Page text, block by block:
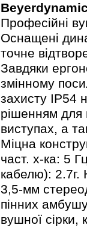
Професійні
Оснащені
точне
Завдяки
змінному
захисту IP54
рішенням для
виступах, а
Міцна
част. х-ка: 5
кабелю): 2.7г.
3,5-мм
пінних
вушної сірки,